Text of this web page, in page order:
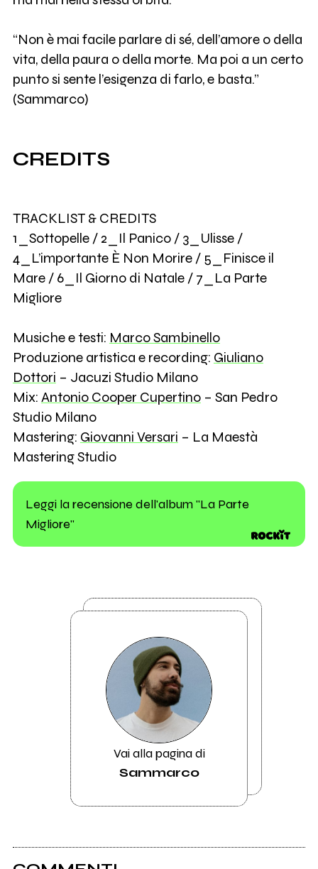
“Non è mai facile parlare di sé, dell’amore o della
vita, della paura o della morte. Ma poi a un certo
punto si sente l’esigenza di farlo, e basta.”
(Sammarco)
CREDITS
TRACKLIST & CREDITS
1_Sottopelle / 2_Il Panico / 3_Ulisse /
4_L’importante È Non Morire / 5_Finisce il
Mare / 6_Il Giorno di Natale / 7_La Parte
Migliore
Musiche e testi: Marco Sambinello
Produzione artistica e recording: Giuliano
Dottori – Jacuzi Studio Milano
Mix: Antonio Cooper Cupertino– San Pedro
Studio Milano
Mastering: Giovanni Versari – La Maestà
Mastering Studio
Leggi la recensione dell'album "La Parte
Migliore"
Vai alla pagina di
Sammarco